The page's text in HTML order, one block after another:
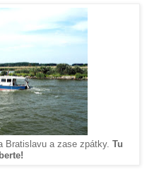
Bratislavu a zase zpátky. Tu